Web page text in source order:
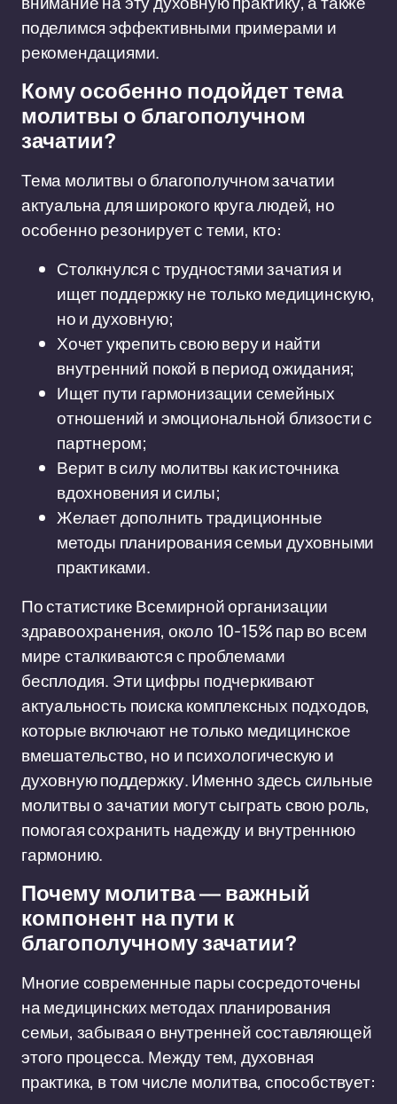
поделимся эффективными примерами и
рекомендациями.
Кому особенно подойдет тема
молитвы о благополучном
зачатии?
Тема молитвы о благополучном зачатии
актуальна для широкого круга людей, но
особенно резонирует с теми, кто:
Столкнулся с трудностями зачатия и
ищет поддержку не только медицинскую,
но и духовную;
Хочет укрепить свою веру и найти
внутренний покой в период ожидания;
Ищет пути гармонизации семейных
отношений и эмоциональной близости с
партнером;
Верит в силу молитвы как источника
вдохновения и силы;
Желает дополнить традиционные
методы планирования семьи духовными
практиками.
По статистике Всемирной организации
здравоохранения, около 10-15% пар во всем
мире сталкиваются с проблемами
бесплодия. Эти цифры подчеркивают
актуальность поиска комплексных подходов,
которые включают не только медицинское
вмешательство, но и психологическую и
духовную поддержку. Именно здесь сильные
молитвы о зачатии могут сыграть свою роль,
помогая сохранить надежду и внутреннюю
гармонию.
Почему молитва — важный
компонент на пути к
благополучному зачатии?
Многие современные пары сосредоточены
на медицинских методах планирования
семьи, забывая о внутренней составляющей
этого процесса. Между тем, духовная
практика, в том числе молитва, способствует: